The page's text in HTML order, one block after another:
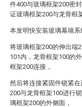
件400与玻璃框架200密
证玻璃框架200与龙骨框
本发明快安装玻璃幕墙系
将玻璃框架200的伸出端
101内，龙骨框架100的
框架200连接，
然后将连接紧固件锁紧
200与龙骨框架100进行
璃框架200的外侧面，